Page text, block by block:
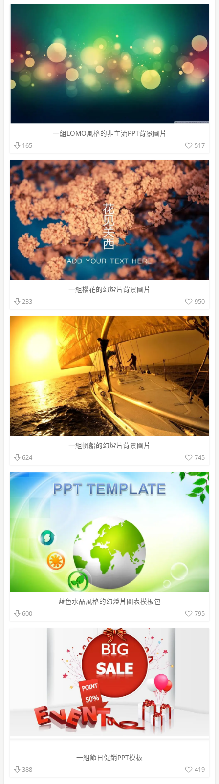
一組LOMO風格的非主流PPT背景圖片
165 517
一組櫻花的幻燈片背景圖片
233 950
一組帆船的幻燈片背景圖片
624 745
藍色水晶風格的幻燈片圖表模板包
600 795
一組節日促銷PPT模板
388 419